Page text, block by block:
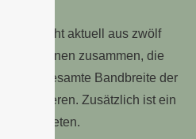
besteht aktuell aus zwölf
Personen zusammen, die
die gesamte Bandbreite der
Zusätzlich ist ein
vertreten.